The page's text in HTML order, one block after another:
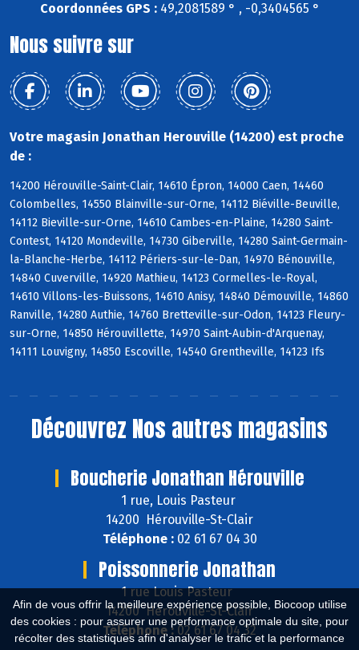
Afin de vous offrir la meilleure expérience possible, Biocoop utilise
des cookies : pour assurer une performance optimale du site, pour
récolter des statistiques afin d'analyser le trafic et la performance
Coordonnées GPS :49,2081589 ° , -0,3404565 °
Nous suivre sur
Votre magasin Jonathan Herouville (14200) est proche
de :
14200 Hérouville-Saint-Clair, 14610 Épron, 14000 Caen, 14460
Colombelles, 14550 Blainville-sur-Orne, 14112 Biéville-Beuville,
14112 Bieville-sur-Orne, 14610 Cambes-en-Plaine, 14280 Saint-
Contest, 14120 Mondeville, 14730 Giberville, 14280 Saint-Germain-
la-Blanche-Herbe, 14112 Périers-sur-le-Dan, 14970 Bénouville,
14840 Cuverville, 14920 Mathieu, 14123 Cormelles-le-Royal,
14610 Villons-les-Buissons, 14610 Anisy, 14840 Démouville, 14860
Ranville, 14280 Authie, 14760 Bretteville-sur-Odon, 14123 Fleury-
sur-Orne, 14850 Hérouvillette, 14970 Saint-Aubin-d'Arquenay,
14111 Louvigny, 14850 Escoville, 14540 Grentheville, 14123 Ifs
Découvrez Nos autres magasins
Boucherie Jonathan Hérouville
1 rue, Louis Pasteur
14200 Hérouville-St-Clair
Téléphone :02 61 67 04 30
Poissonnerie Jonathan
1 rue Louis Pasteur
14200 Hérouville-St-Clair
Téléphone :02 61 67 04 32